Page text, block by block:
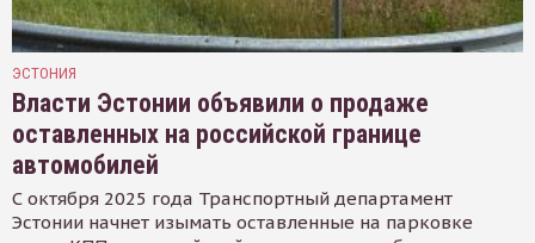
ЭСТОНИЯ
Власти Эстонии объявили о продаже
оставленных на российской границе
автомобилей
С октября 2025 года Транспортный департамент
Эстонии начнет изымать оставленные на парковке